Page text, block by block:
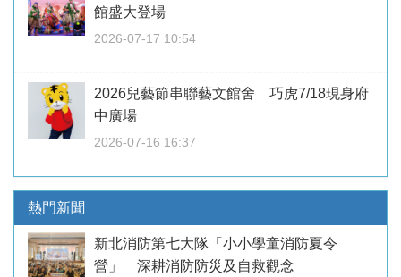
館盛大登場
2026-07-17 10:54
2026兒藝節串聯藝文館舍 巧虎7/18現身府
中廣場
2026-07-16 16:37
熱門新聞
新北消防第七大隊「小小學童消防夏令
營」 深耕消防防災及自救觀念